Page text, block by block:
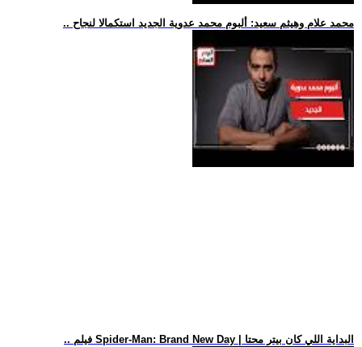
.. محمد علام وهيثم سعيد: ألبوم محمد عدوية الجديد استكمالا لنجاح
.. فيلم Spider-Man: Brand New Day | البداية اللي كان بيتر محتا